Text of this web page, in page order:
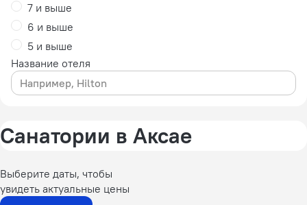
7 и выше
6 и выше
5 и выше
Название отеля
Санатории в Аксае
Выберите даты, чтобы
увидеть актуальные цены